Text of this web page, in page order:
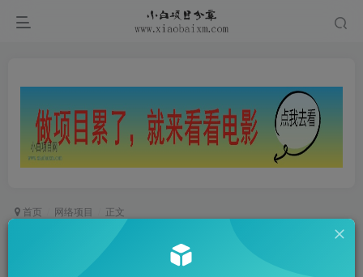
首页 网络项目 正文
DTC品牌增长利器：Facebook Group私域营销，
提高活跃度和粘性 实现涨粉及变现